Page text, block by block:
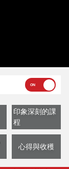
印象深刻的課
程
心得與收穫